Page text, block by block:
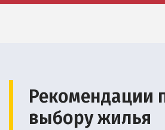
Рекомендации
выбору жилья